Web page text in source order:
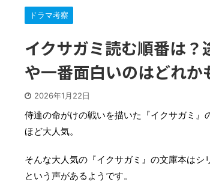
ドラマ考察
イクサガミ読む順番は
や一番面白いのはどれか
2026年1月22日
侍達の命がけの戦いを描いた『イクサガミ
ほど大人気。
そんな大人気の『イクサガミ』の文庫本は
という声があるようです。